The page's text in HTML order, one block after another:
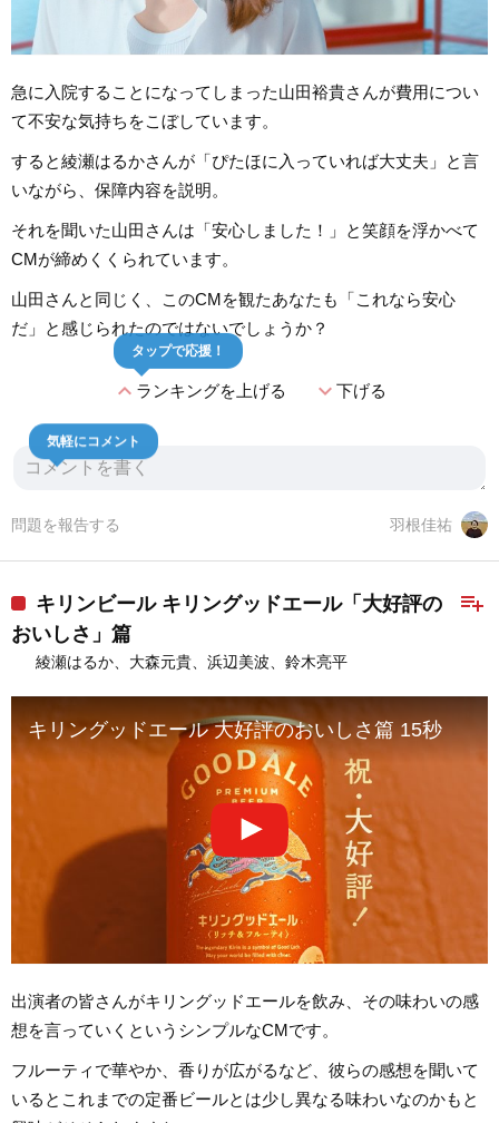
急に入院することになってしまった山田裕貴さんが費用につい
て不安な気持ちをこぼしています。
すると綾瀬はるかさんが「ぴたほに入っていれば大丈夫」と言
いながら、保障内容を説明。
それを聞いた山田さんは「安心しました！」と笑顔を浮かべて
CMが締めくくられています。
山田さんと同じく、このCMを観たあなたも「これなら安心
だ」と感じられたのではないでしょうか？
expand_lessランキングを上げる
タップで応援！
expand_more下げる
気軽にコメント
羽根佳祐
問題を報告する
playlist_add
キリンビール キリングッドエール「大好評の
おいしさ」篇
綾瀬はるか、大森元貴、浜辺美波、鈴木亮平
キリングッドエール 大好評のおいしさ篇 15秒
出演者の皆さんがキリングッドエールを飲み、その味わいの感
想を言っていくというシンプルなCMです。
フルーティで華やか、香りが広がるなど、彼らの感想を聞いて
いるとこれまでの定番ビールとは少し異なる味わいなのかもと